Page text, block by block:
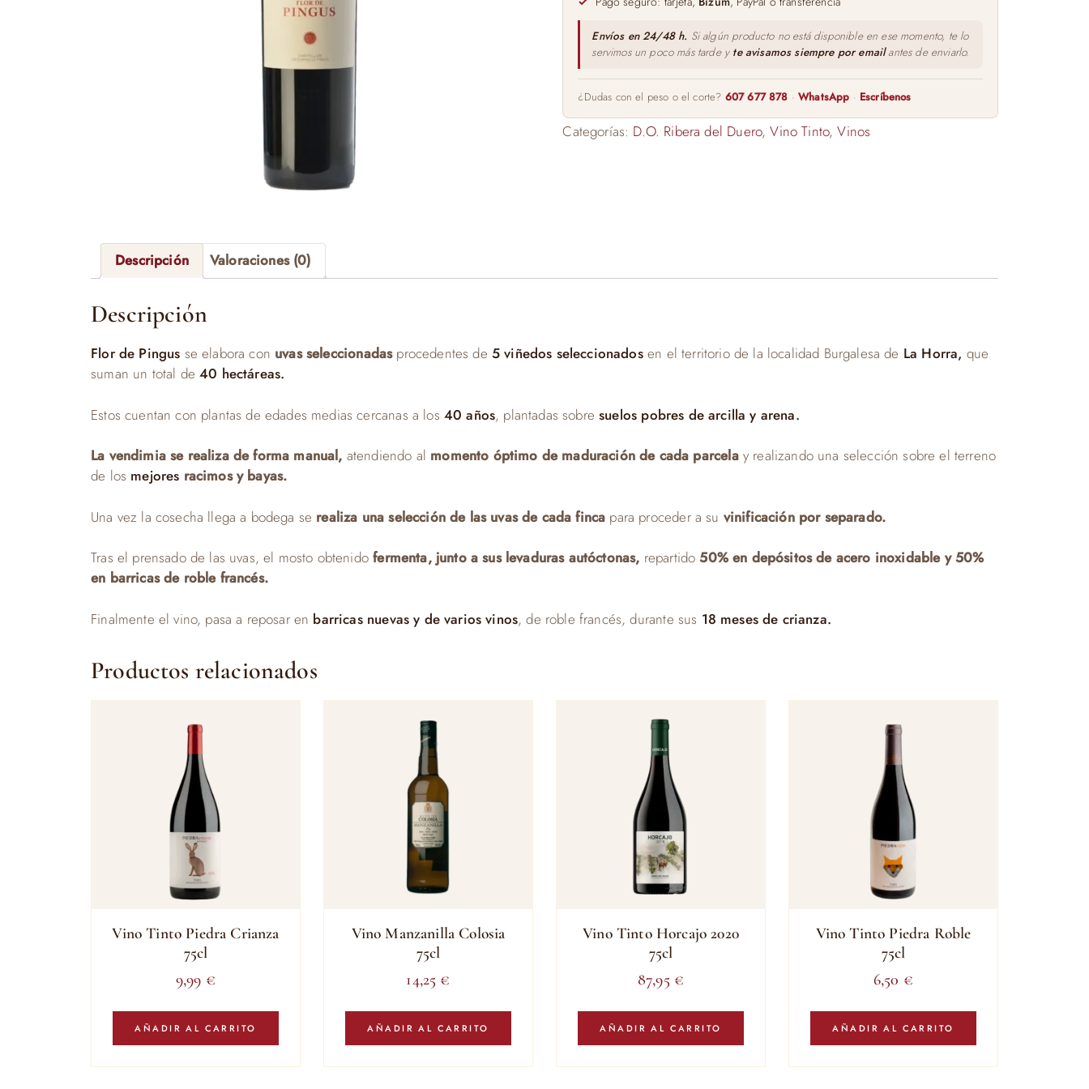
Envíos en 24/48 h. Si algún producto no está disponible en ese momento, te lo
servimos un poco más tarde y te avisamos siempre por emailantes de enviarlo.
¿Dudas con el peso o el corte? 607 677 878 ·WhatsApp · Escríbenos
Categorías: D.O. Ribera del Duero,Vino Tinto,Vinos
Descripción Valoraciones (0)
Descripción
Flor de Pingus se elabora con uvas seleccionadas procedentes de 5 viñedos seleccionadosen el territorio de la localidad Burgalesa de La Horra, que
suman un total de40 hectáreas.
Estos cuentan con plantas de edades medias cercanas a los 40 años, plantadas sobresuelos pobres de arcilla y arena.
La vendimia se realiza de forma manual, atendiendo al momento óptimo de maduración de cada parcelay realizando una selección sobre el terreno
de los mejores racimos y bayas.
Una vez la cosecha llega a bodega se realiza una selección de las uvas de cada finca para proceder a su vinificación por separado.
Tras el prensado de las uvas, el mosto obtenido fermenta, junto a sus levaduras autóctonas, repartido 50% en depósitos de acero inoxidable y 50%
en barricas de roble francés.
Finalmente el vino, pasa a reposar en barricas nuevas y de varios vinos, de roble francés, durante sus 18 meses de crianza.
Productos relacionados
Vino Tinto Piedra Crianza
75cl
9,99 €
AÑADIR AL CARRITO
Vino Manzanilla Colosia
75cl
14,25 €
AÑADIR AL CARRITO
Vino Tinto Horcajo 2020
75cl
87,95 €
AÑADIR AL CARRITO
Vino Tinto Piedra Roble
75cl
6,50 €
AÑADIR AL CARRITO